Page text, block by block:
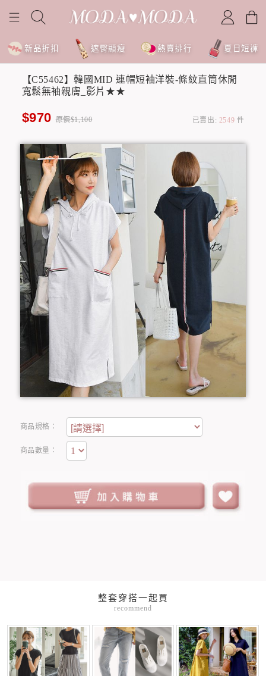
新品折扣 遮臀顯瘦 熱賣排行 夏日短褲
【C55462】韓國MID 連帽短袖洋裝-條紋直筒休閒
寬鬆無袖親膚_影片★★
$970 原價$1,100 已賣出: 2549 件
商品規格：
商品數量：
整套穿搭一起買
recommend